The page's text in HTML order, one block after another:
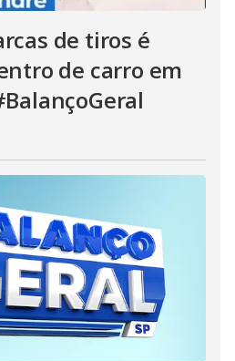
de tiros é
de carro em